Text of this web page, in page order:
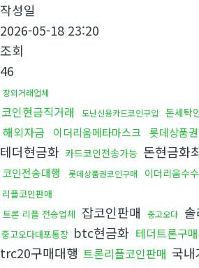
작성일
2026-05-18 23:20
조회
46
장외거래업체
코인현금직거래 도난신용카드코인구입 돈세탁
해외자금 이더리움메타마스크 롯데상품
테더현금화 카드코인전송가능 돈현금화
코인전송대행 롯데상품권코인구매 이더리움수
리플코인판매
트론 리플 전송업체 잡코인판매 중고오다
중고오다대포통장 btc현금화 테더트론구
trc20구매대행 트론리플코인판매 국